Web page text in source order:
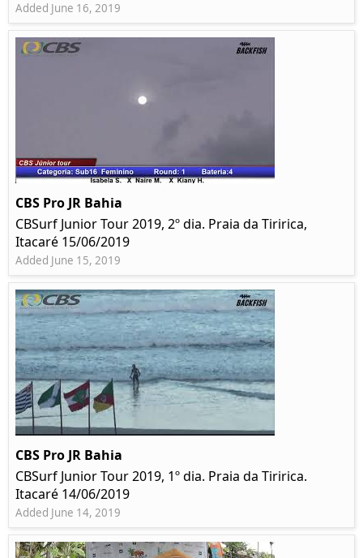
Added June 16, 2019
CBS Pro JR Bahia
CBSurf Junior Tour 2019, 2º dia. Praia da Tiririca,
Itacaré 15/06/2019
Added June 15, 2019
CBS Pro JR Bahia
CBSurf Junior Tour 2019, 1º dia. Praia da Tiririca.
Itacaré 14/06/2019
Added June 14, 2019